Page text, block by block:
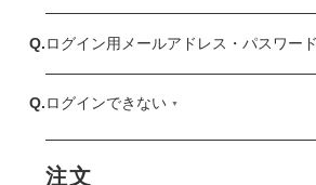
ログイン用メールアドレス・パスワー
ログインできない
注文